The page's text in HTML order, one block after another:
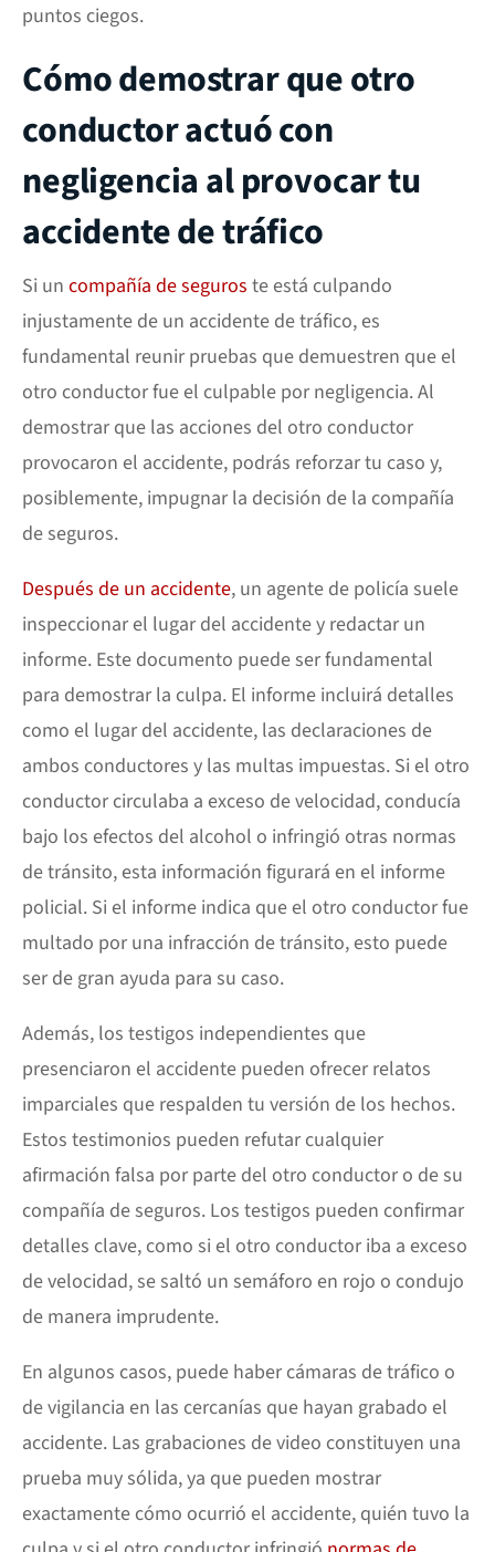
puntos ciegos.
Cómo demostrar que otro
conductor actuó con
negligencia al provocar tu
accidente de tráfico
Si un compañía de seguros te está culpando
injustamente de un accidente de tráfico, es
fundamental reunir pruebas que demuestren que el
otro conductor fue el culpable por negligencia. Al
demostrar que las acciones del otro conductor
provocaron el accidente, podrás reforzar tu caso y,
posiblemente, impugnar la decisión de la compañía
de seguros.
Después de un accidente, un agente de policía suele
inspeccionar el lugar del accidente y redactar un
informe. Este documento puede ser fundamental
para demostrar la culpa. El informe incluirá detalles
como el lugar del accidente, las declaraciones de
ambos conductores y las multas impuestas. Si el otro
conductor circulaba a exceso de velocidad, conducía
bajo los efectos del alcohol o infringió otras normas
de tránsito, esta información figurará en el informe
policial. Si el informe indica que el otro conductor fue
multado por una infracción de tránsito, esto puede
ser de gran ayuda para su caso.
Además, los testigos independientes que
presenciaron el accidente pueden ofrecer relatos
imparciales que respalden tu versión de los hechos.
Estos testimonios pueden refutar cualquier
afirmación falsa por parte del otro conductor o de su
compañía de seguros. Los testigos pueden confirmar
detalles clave, como si el otro conductor iba a exceso
de velocidad, se saltó un semáforo en rojo o condujo
de manera imprudente.
En algunos casos, puede haber cámaras de tráfico o
de vigilancia en las cercanías que hayan grabado el
accidente. Las grabaciones de video constituyen una
prueba muy sólida, ya que pueden mostrar
exactamente cómo ocurrió el accidente, quién tuvo la